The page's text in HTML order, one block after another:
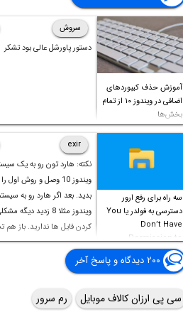
آموزش حذف کیبوردهای
اضافی در ویندوز ۱۰ از تمام
بخش‌ها
سروش
دستور پاورشل عالی بود تشکر
سه راه برای رفع ارور
دسترسی به فولدر یا You
Don’t Have
Permission to
Access this folder
exir
نکته: هارد تون رو به یک
ویندوز 10 وصل و روش اول
بدید. بعد اگر هارد رو به
ویندوز مثلا 8 زدید دیگه
کردن فایل ها ندارید. باز هم
۲۰۰ دیدگاه و پاسخ آخر
سی پی ارزان کالاف موبایل رم سرور